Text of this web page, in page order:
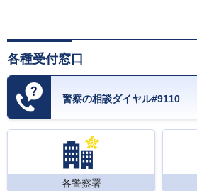
各種受付窓口
警察の相談ダイヤル#9110
各警察署